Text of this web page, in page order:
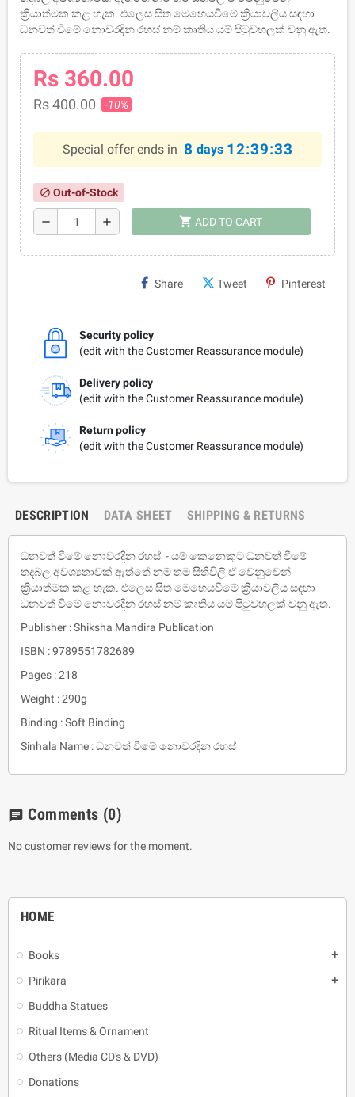
HOME
Books add
Pirikara add
Buddha Statues
Ritual Items & Ornament
Others (Media CD's & DVD)
Donations
ක්‍රියාත්මක කළ හැක. එලෙස සිත මෙහෙයවීමේ ක්‍රියාවලිය සඳහා
ධනවත් වීමේ නොවරදින රහස් නම් කෘතිය යම් පිටුවහලක් වනු ඇත.
Rs 360.00
Rs 400.00 -10%
Special offer ends in 8 days 12:39:33
block Out-of-Stock
remove add shopping_cart ADD TO CART
Share Tweet Pinterest
Security policy
(edit with the Customer Reassurance module)
Delivery policy
(edit with the Customer Reassurance module)
Return policy
(edit with the Customer Reassurance module)
DESCRIPTION DATA SHEET SHIPPING & RETURNS
ධනවත් වීමේ නොවරදින රහස් - යම් කෙනෙකුට ධනවත් වීමේ
තදබල අවශ්‍යතාවක් ඇත්තේ නම් තම සිතිවිලි ඒ වෙනුවෙන්
ක්‍රියාත්මක කළ හැක. එලෙස සිත මෙහෙයවීමේ ක්‍රියාවලිය සඳහා
ධනවත් වීමේ නොවරදින රහස් නම් කෘතිය යම් පිටුවහලක් වනු ඇත.
Publisher : Shiksha Mandira Publication
ISBN : 9789551782689
Pages : 218
Weight : 290g
Binding : Soft Binding
Sinhala Name : ධනවත් වීමේ නොවරදින රහස්
chat Comments (0)
No customer reviews for the moment.